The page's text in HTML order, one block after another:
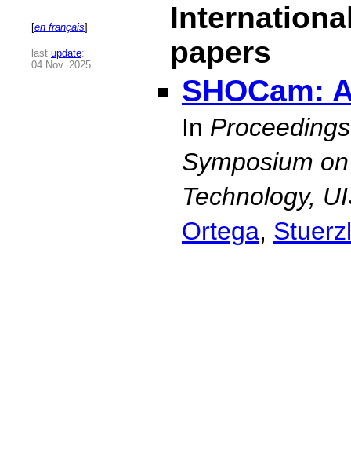
[en français]
last update:
04 Nov. 2025
papers
SHOCam:
In
Symposium
Technology,
Ortega,